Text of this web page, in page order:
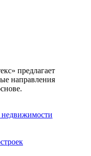
предлагает
направления
недвижимости